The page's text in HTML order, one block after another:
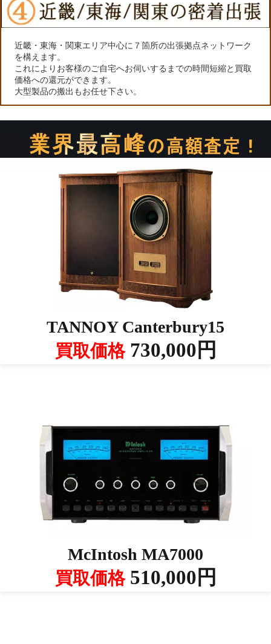
近畿・東海・関東エリア中心に７箇所の出張拠点ネットワーク
を構えます。
これによりお客様のご自宅へお伺いするまでの時間短縮と買取
価格への還元ができます。
大型製品の搬出もお任せ下さい。
TANNOY Canterbury15
買取価格730,000円
McIntosh MA7000
買取価格510,000円